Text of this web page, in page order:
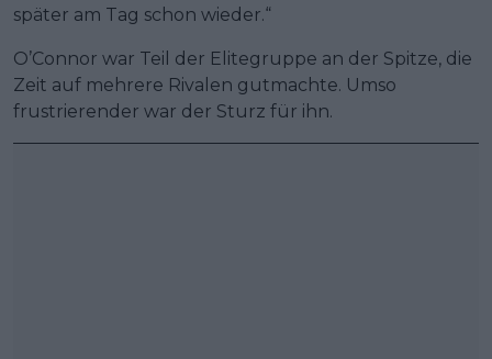
später am Tag schon wieder.“
O’Connor war Teil der Elitegruppe an der Spitze, die
Zeit auf mehrere Rivalen gutmachte. Umso
frustrierender war der Sturz für ihn.